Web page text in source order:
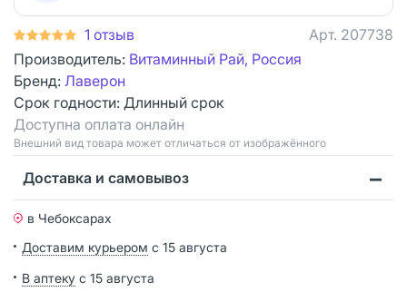
1 отзыв Арт. 207738
Производитель: Витаминный Рай, Россия
Бренд: Лаверон
Срок годности: Длинный срок
Доступна оплата онлайн
Bнешний вид товара может отличаться от изображённого
Доставка и самовывоз
в Чебоксарах
Доставим курьером с 15 августа
В аптеку с 15 августа